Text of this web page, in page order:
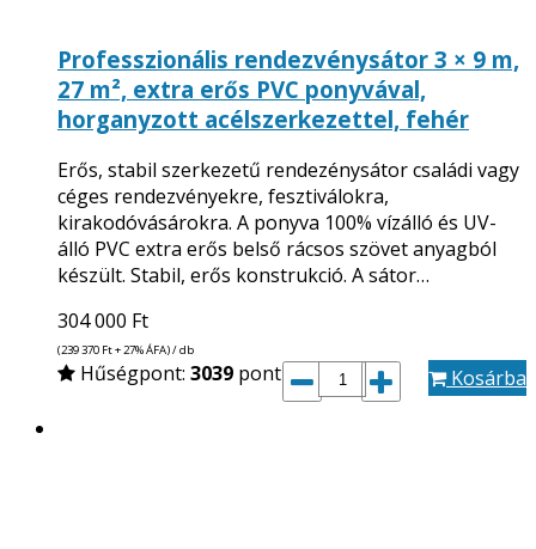
Professzionális rendezvénysátor 3 × 9 m,
27 m², extra erős PVC ponyvával,
horganyzott acélszerkezettel, fehér
Erős, stabil szerkezetű rendezénysátor családi vagy
céges rendezvényekre, fesztiválokra,
kirakodóvásárokra. A ponyva 100% vízálló és UV-
álló PVC extra erős belső rácsos szövet anyagból
készült. Stabil, erős konstrukció. A sátor…
304 000 Ft
(239 370 Ft+ 27% ÁFA) / db
Hűségpont: 3039 pont Kosárba